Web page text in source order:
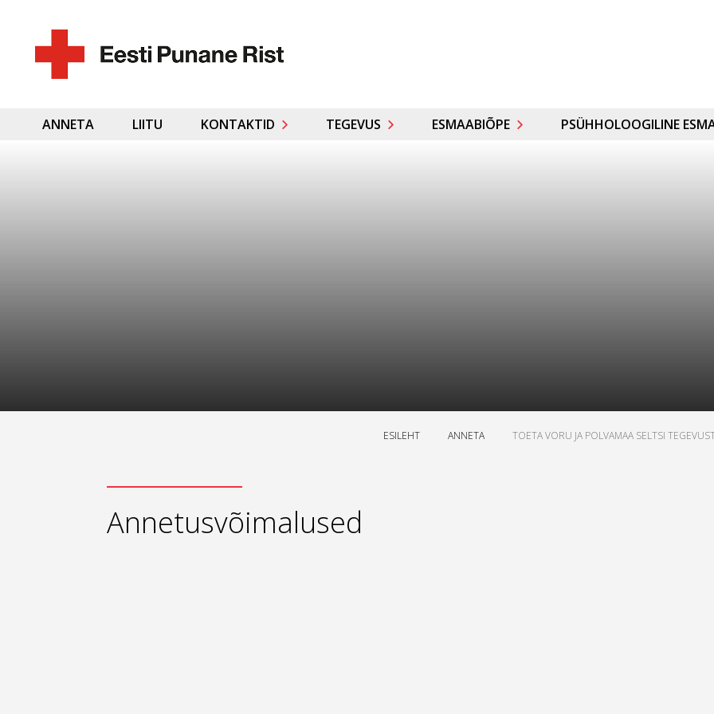
ANNETA LIITU KONTAKTID TEGEVUS ESMAABIÕPE PSÜHHOLOOGILINE
ESILEHT ANNETA TOETA VORU JA POLVAMAA SELTSI
Annetusvõimalused